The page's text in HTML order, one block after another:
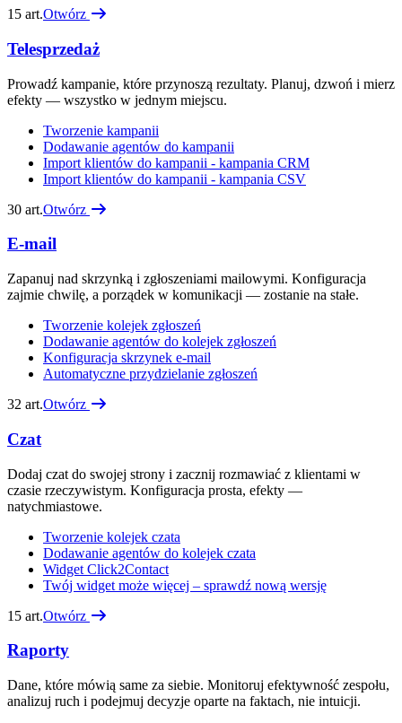
15 art.Otwórz
Telesprzedaż
Prowadź kampanie, które przynoszą rezultaty. Planuj, dzwoń i mierz
efekty — wszystko w jednym miejscu.
Tworzenie kampanii
Dodawanie agentów do kampanii
Import klientów do kampanii - kampania CRM
Import klientów do kampanii - kampania CSV
30 art.Otwórz
E-mail
Zapanuj nad skrzynką i zgłoszeniami mailowymi. Konfiguracja
zajmie chwilę, a porządek w komunikacji — zostanie na stałe.
Tworzenie kolejek zgłoszeń
Dodawanie agentów do kolejek zgłoszeń
Konfiguracja skrzynek e-mail
Automatyczne przydzielanie zgłoszeń
32 art.Otwórz
Czat
Dodaj czat do swojej strony i zacznij rozmawiać z klientami w
czasie rzeczywistym. Konfiguracja prosta, efekty —
natychmiastowe.
Tworzenie kolejek czata
Dodawanie agentów do kolejek czata
Widget Click2Contact
Twój widget może więcej – sprawdź nową wersję
15 art.Otwórz
Raporty
Dane, które mówią same za siebie. Monitoruj efektywność zespołu,
analizuj ruch i podejmuj decyzje oparte na faktach, nie intuicji.